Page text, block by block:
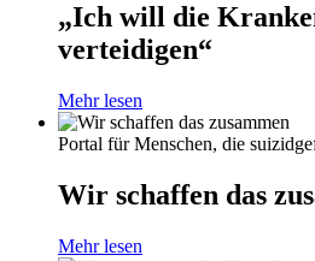
„Ich will die
verteidigen“
Mehr lesen
Portal für Menschen, die
Wir schaffen das
Mehr lesen